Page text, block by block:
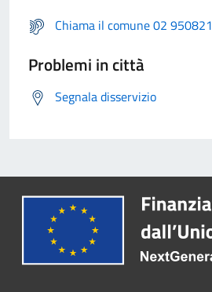
Chiama il comune 02 950821
Problemi in città
Segnala disservizio